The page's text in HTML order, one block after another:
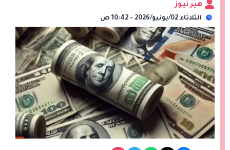
هير نيوز
الثلاثاء 02/يونيو/2026 - 10:42 ص